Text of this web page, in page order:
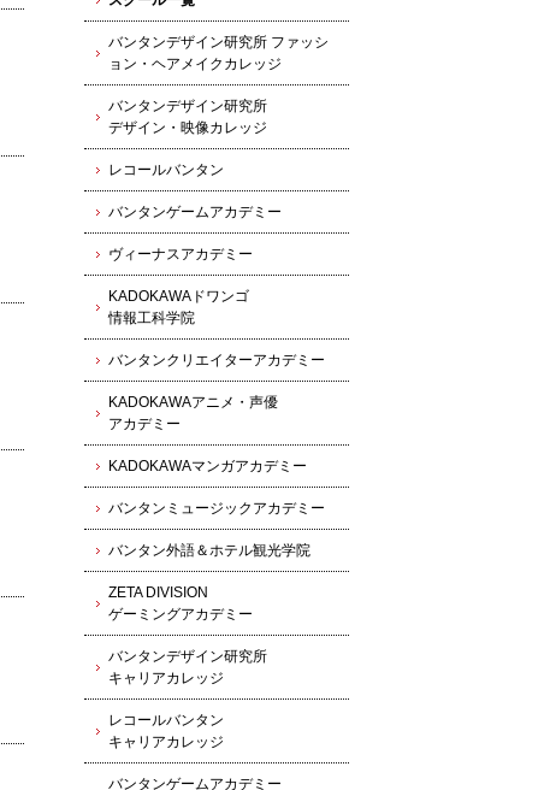
バンタンデザイン研究所 ファッシ
ョン・ヘアメイクカレッジ
バンタンデザイン研究所
デザイン・映像カレッジ
レコールバンタン
バンタンゲームアカデミー
ヴィーナスアカデミー
KADOKAWAドワンゴ
情報工科学院
バンタンクリエイターアカデミー
KADOKAWAアニメ・声優
アカデミー
KADOKAWAマンガアカデミー
バンタンミュージックアカデミー
バンタン外語＆ホテル観光学院
ZETA DIVISION
ゲーミングアカデミー
バンタンデザイン研究所
キャリアカレッジ
レコールバンタン
キャリアカレッジ
バンタンゲームアカデミー